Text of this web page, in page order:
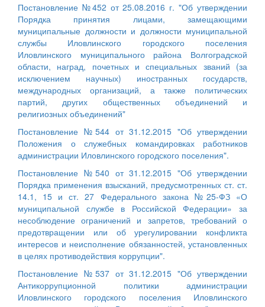
Постановление №452 от 25.08.2016 г. "Об утверждении
Порядка принятия лицами, замещающими
муниципальные должности и должности муниципальной
службы Иловлинского городского поселения
Иловлинского муниципального района Волгоградской
области, наград, почетных и специальных званий (за
исключением научных) иностранных государств,
международных организаций, а также политических
партий, других общественных объединений и
религиозных объединений"
Постановление №544 от 31.12.2015 "Об утверждении
Положения о служебных командировках работников
администрации Иловлинского городского поселения".
Постановление №540 от 31.12.2015 "Об утверждении
Порядка применения взысканий, предусмотренных ст. ст.
14.1, 15 и ст. 27 Федерального закона №25-ФЗ «О
муниципальной службе в Российской Федерации» за
несоблюдение ограничений и запретов, требований о
предотвращении или об урегулировании конфликта
интересов и неисполнение обязанностей, установленных
в целях противодействия коррупции".
Постановление №537 от 31.12.2015 "Об утверждении
Антикоррупционной политики администрации
Иловлинского городского поселения Иловлинского